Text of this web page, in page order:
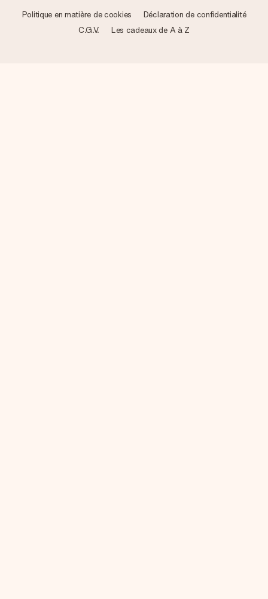
Politique en matière de cookies
Déclaration de confidentialité
C.G.V.
Les cadeaux de A à Z